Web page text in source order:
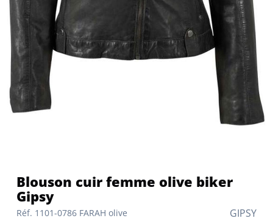
GIPSY
Réf. 1101-0786 FARAH olive
Blouson cuir femme olive biker
Gipsy